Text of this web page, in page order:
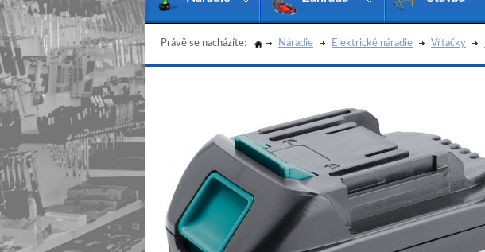
Právě se nacházíte: Náradie Elektrické náradie Vŕtačky